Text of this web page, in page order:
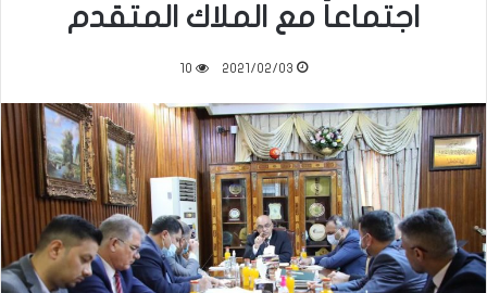
اجتماعاً مع الملاك المتقدم
2021/02/03
10